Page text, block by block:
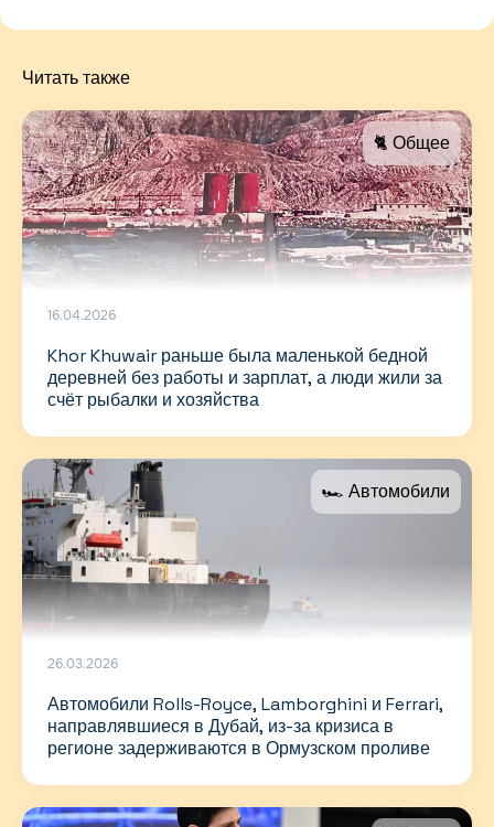
Читать также
🐈 Общее
16.04.2026
Khor Khuwair раньше была маленькой бедной
деревней без работы и зарплат, а люди жили за
счёт рыбалки и хозяйства
🏎 Автомобили
26.03.2026
Автомобили Rolls-Royce, Lamborghini и Ferrari,
направлявшиеся в Дубай, из-за кризиса в
регионе задерживаются в Ормузском проливе